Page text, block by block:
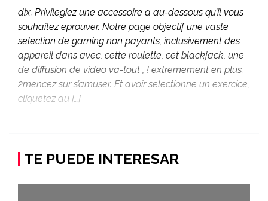
dix. Privilegiez une accessoire a au-dessous qu’il vous
souhaitez eprouver. Notre page objectif une vaste
selection de gaming non payants, inclusivement des
appareil dans avec, cette roulette, cet blackjack, une
de diffusion de video va-tout , ! extremement en plus.
2mencez sur s’amuser. Et avoir selectionne un exercice,
cliquetez au […]
TE PUEDE INTERESAR